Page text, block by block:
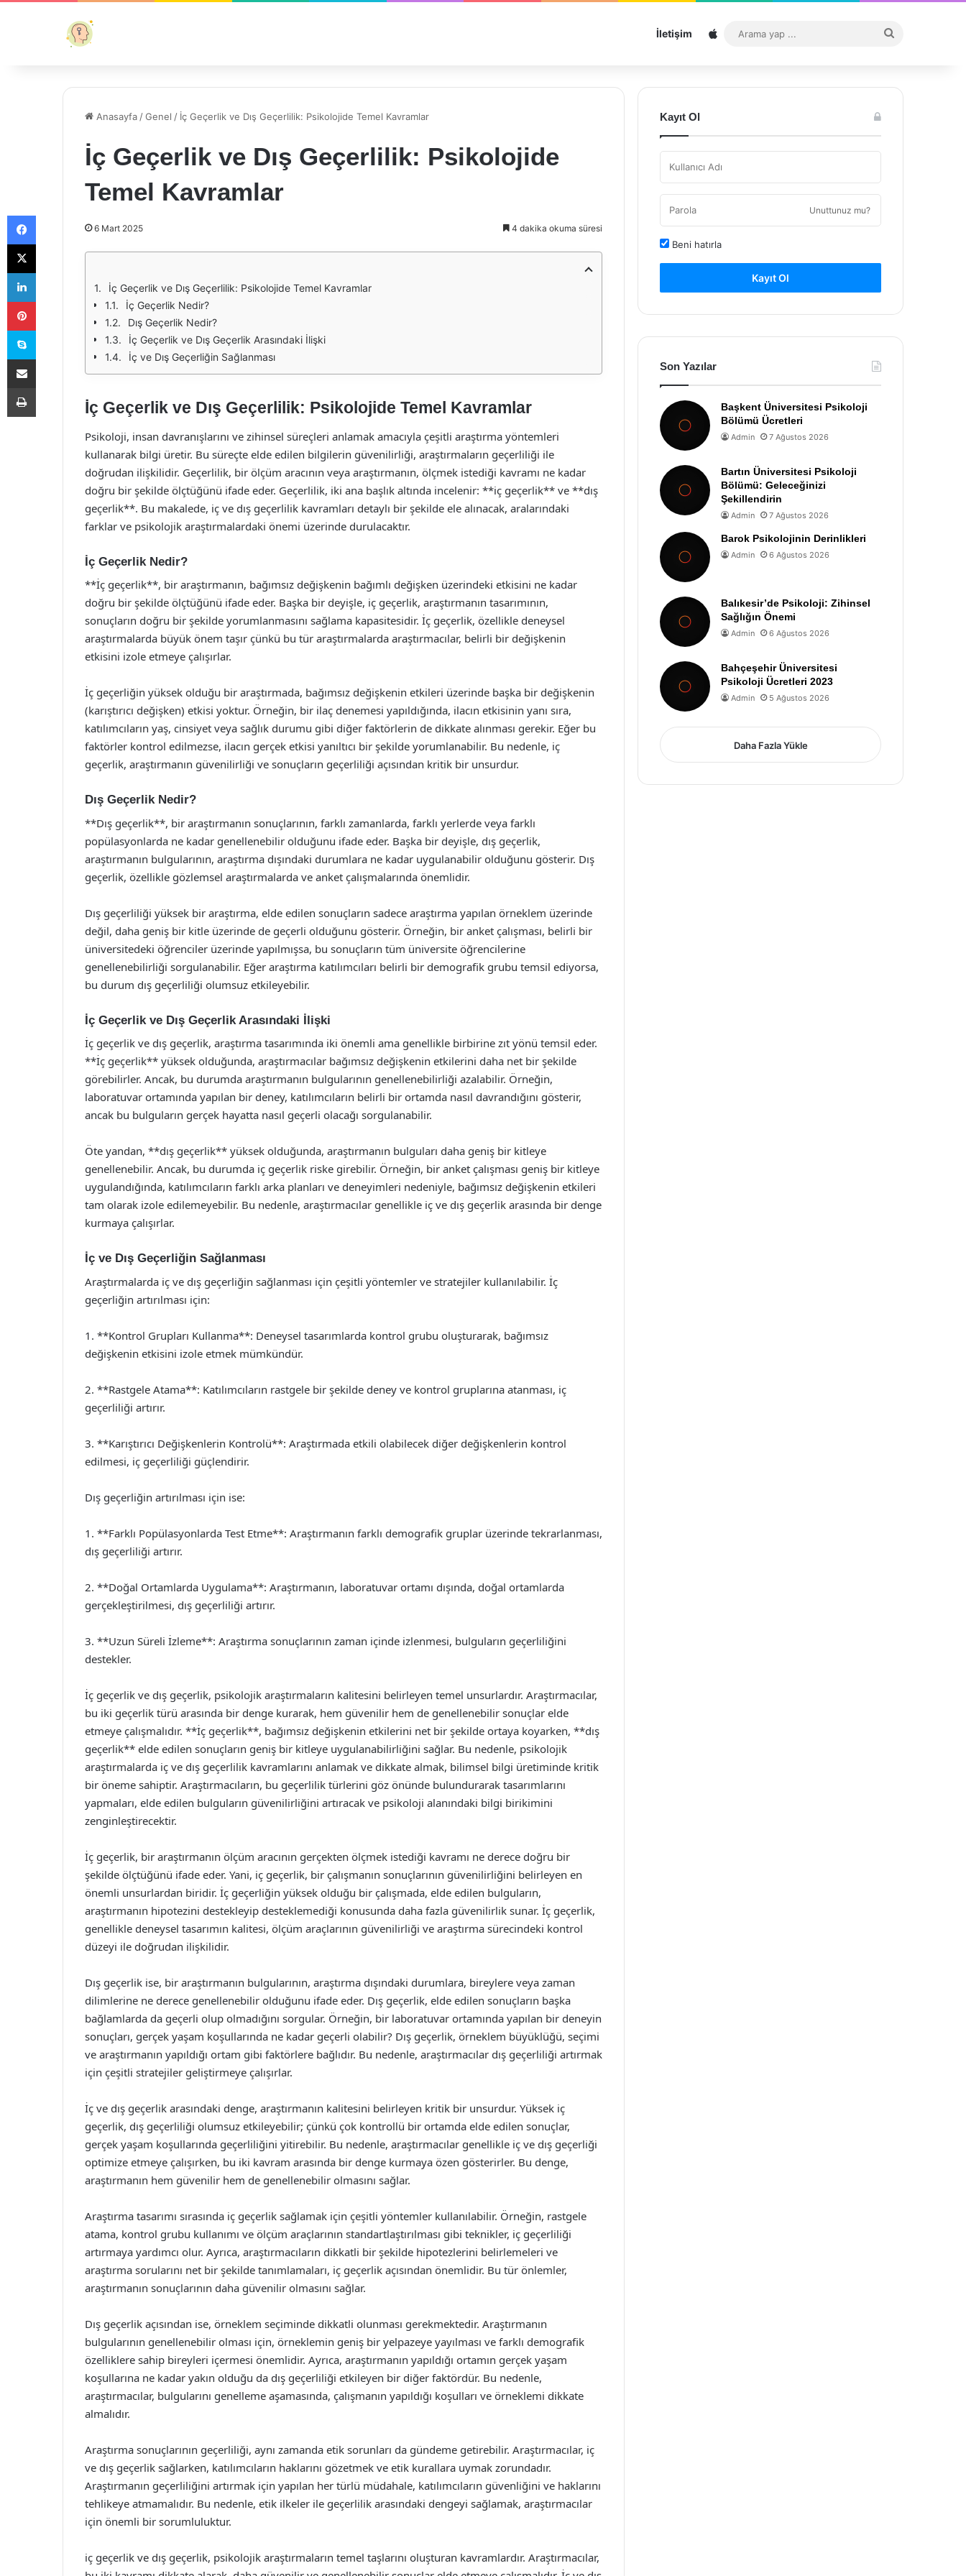
İletişim Sitemap
...
Anasayfa /Genel / İç Geçerlik ve Dış Geçerlilik: Psikolojide Temel Kavramlar
İç Geçerlik ve Dış Geçerlilik: Psikolojide
Temel Kavramlar
6 Mart 2025 4 dakika okuma süresi
İç Geçerlik ve Dış Geçerlilik: Psikolojide Temel Kavramlar
İç Geçerlik Nedir?
Dış Geçerlik Nedir?
İç Geçerlik ve Dış Geçerlik Arasındaki İlişki
İç ve Dış Geçerliğin Sağlanması
İç Geçerlik ve Dış Geçerlilik: Psikolojide Temel Kavramlar
Psikoloji, insan davranışlarını ve zihinsel süreçleri anlamak amacıyla çeşitli araştırma yöntemleri
kullanarak bilgi üretir. Bu süreçte elde edilen bilgilerin güvenilirliği, araştırmaların geçerliliği ile
doğrudan ilişkilidir. Geçerlilik, bir ölçüm aracının veya araştırmanın, ölçmek istediği kavramı ne kadar
doğru bir şekilde ölçtüğünü ifade eder. Geçerlilik, iki ana başlık altında incelenir: **iç geçerlik** ve **dış
geçerlik**. Bu makalede, iç ve dış geçerlilik kavramları detaylı bir şekilde ele alınacak, aralarındaki
farklar ve psikolojik araştırmalardaki önemi üzerinde durulacaktır.
İç Geçerlik Nedir?
**İç geçerlik**, bir araştırmanın, bağımsız değişkenin bağımlı değişken üzerindeki etkisini ne kadar
doğru bir şekilde ölçtüğünü ifade eder. Başka bir deyişle, iç geçerlik, araştırmanın tasarımının,
sonuçların doğru bir şekilde yorumlanmasını sağlama kapasitesidir. İç geçerlik, özellikle deneysel
araştırmalarda büyük önem taşır çünkü bu tür araştırmalarda araştırmacılar, belirli bir değişkenin
etkisini izole etmeye çalışırlar.
İç geçerliğin yüksek olduğu bir araştırmada, bağımsız değişkenin etkileri üzerinde başka bir değişkenin
(karıştırıcı değişken) etkisi yoktur. Örneğin, bir ilaç denemesi yapıldığında, ilacın etkisinin yanı sıra,
katılımcıların yaş, cinsiyet veya sağlık durumu gibi diğer faktörlerin de dikkate alınması gerekir. Eğer bu
faktörler kontrol edilmezse, ilacın gerçek etkisi yanıltıcı bir şekilde yorumlanabilir. Bu nedenle, iç
geçerlik, araştırmanın güvenilirliği ve sonuçların geçerliliği açısından kritik bir unsurdur.
Dış Geçerlik Nedir?
**Dış geçerlik**, bir araştırmanın sonuçlarının, farklı zamanlarda, farklı yerlerde veya farklı
popülasyonlarda ne kadar genellenebilir olduğunu ifade eder. Başka bir deyişle, dış geçerlik,
araştırmanın bulgularının, araştırma dışındaki durumlara ne kadar uygulanabilir olduğunu gösterir. Dış
geçerlik, özellikle gözlemsel araştırmalarda ve anket çalışmalarında önemlidir.
Dış geçerliliği yüksek bir araştırma, elde edilen sonuçların sadece araştırma yapılan örneklem üzerinde
değil, daha geniş bir kitle üzerinde de geçerli olduğunu gösterir. Örneğin, bir anket çalışması, belirli bir
üniversitedeki öğrenciler üzerinde yapılmışsa, bu sonuçların tüm üniversite öğrencilerine
genellenebilirliği sorgulanabilir. Eğer araştırma katılımcıları belirli bir demografik grubu temsil ediyorsa,
bu durum dış geçerliliği olumsuz etkileyebilir.
İç Geçerlik ve Dış Geçerlik Arasındaki İlişki
İç geçerlik ve dış geçerlik, araştırma tasarımında iki önemli ama genellikle birbirine zıt yönü temsil eder.
**İç geçerlik** yüksek olduğunda, araştırmacılar bağımsız değişkenin etkilerini daha net bir şekilde
görebilirler. Ancak, bu durumda araştırmanın bulgularının genellenebilirliği azalabilir. Örneğin,
laboratuvar ortamında yapılan bir deney, katılımcıların belirli bir ortamda nasıl davrandığını gösterir,
ancak bu bulguların gerçek hayatta nasıl geçerli olacağı sorgulanabilir.
Öte yandan, **dış geçerlik** yüksek olduğunda, araştırmanın bulguları daha geniş bir kitleye
genellenebilir. Ancak, bu durumda iç geçerlik riske girebilir. Örneğin, bir anket çalışması geniş bir kitleye
uygulandığında, katılımcıların farklı arka planları ve deneyimleri nedeniyle, bağımsız değişkenin etkileri
tam olarak izole edilemeyebilir. Bu nedenle, araştırmacılar genellikle iç ve dış geçerlik arasında bir denge
kurmaya çalışırlar.
İç ve Dış Geçerliğin Sağlanması
Araştırmalarda iç ve dış geçerliğin sağlanması için çeşitli yöntemler ve stratejiler kullanılabilir. İç
geçerliğin artırılması için:
1. **Kontrol Grupları Kullanma**: Deneysel tasarımlarda kontrol grubu oluşturarak, bağımsız
değişkenin etkisini izole etmek mümkündür.
2. **Rastgele Atama**: Katılımcıların rastgele bir şekilde deney ve kontrol gruplarına atanması, iç
geçerliliği artırır.
3. **Karıştırıcı Değişkenlerin Kontrolü**: Araştırmada etkili olabilecek diğer değişkenlerin kontrol
edilmesi, iç geçerliliği güçlendirir.
Dış geçerliğin artırılması için ise:
1. **Farklı Popülasyonlarda Test Etme**: Araştırmanın farklı demografik gruplar üzerinde tekrarlanması,
dış geçerliliği artırır.
2. **Doğal Ortamlarda Uygulama**: Araştırmanın, laboratuvar ortamı dışında, doğal ortamlarda
gerçekleştirilmesi, dış geçerliliği artırır.
3. **Uzun Süreli İzleme**: Araştırma sonuçlarının zaman içinde izlenmesi, bulguların geçerliliğini
destekler.
İç geçerlik ve dış geçerlik, psikolojik araştırmaların kalitesini belirleyen temel unsurlardır. Araştırmacılar,
bu iki geçerlik türü arasında bir denge kurarak, hem güvenilir hem de genellenebilir sonuçlar elde
etmeye çalışmalıdır. **İç geçerlik**, bağımsız değişkenin etkilerini net bir şekilde ortaya koyarken, **dış
geçerlik** elde edilen sonuçların geniş bir kitleye uygulanabilirliğini sağlar. Bu nedenle, psikolojik
araştırmalarda iç ve dış geçerlilik kavramlarını anlamak ve dikkate almak, bilimsel bilgi üretiminde kritik
bir öneme sahiptir. Araştırmacıların, bu geçerlilik türlerini göz önünde bulundurarak tasarımlarını
yapmaları, elde edilen bulguların güvenilirliğini artıracak ve psikoloji alanındaki bilgi birikimini
zenginleştirecektir.
İç geçerlik, bir araştırmanın ölçüm aracının gerçekten ölçmek istediği kavramı ne derece doğru bir
şekilde ölçtüğünü ifade eder. Yani, iç geçerlik, bir çalışmanın sonuçlarının güvenilirliğini belirleyen en
önemli unsurlardan biridir. İç geçerliğin yüksek olduğu bir çalışmada, elde edilen bulguların,
araştırmanın hipotezini destekleyip desteklemediği konusunda daha fazla güvenilirlik sunar. İç geçerlik,
genellikle deneysel tasarımın kalitesi, ölçüm araçlarının güvenilirliği ve araştırma sürecindeki kontrol
düzeyi ile doğrudan ilişkilidir.
Dış geçerlik ise, bir araştırmanın bulgularının, araştırma dışındaki durumlara, bireylere veya zaman
dilimlerine ne derece genellenebilir olduğunu ifade eder. Dış geçerlik, elde edilen sonuçların başka
bağlamlarda da geçerli olup olmadığını sorgular. Örneğin, bir laboratuvar ortamında yapılan bir deneyin
sonuçları, gerçek yaşam koşullarında ne kadar geçerli olabilir? Dış geçerlik, örneklem büyüklüğü, seçimi
ve araştırmanın yapıldığı ortam gibi faktörlere bağlıdır. Bu nedenle, araştırmacılar dış geçerliliği artırmak
için çeşitli stratejiler geliştirmeye çalışırlar.
İç ve dış geçerlik arasındaki denge, araştırmanın kalitesini belirleyen kritik bir unsurdur. Yüksek iç
geçerlik, dış geçerliliği olumsuz etkileyebilir; çünkü çok kontrollü bir ortamda elde edilen sonuçlar,
gerçek yaşam koşullarında geçerliliğini yitirebilir. Bu nedenle, araştırmacılar genellikle iç ve dış geçerliği
optimize etmeye çalışırken, bu iki kavram arasında bir denge kurmaya özen gösterirler. Bu denge,
araştırmanın hem güvenilir hem de genellenebilir olmasını sağlar.
Araştırma tasarımı sırasında iç geçerlik sağlamak için çeşitli yöntemler kullanılabilir. Örneğin, rastgele
atama, kontrol grubu kullanımı ve ölçüm araçlarının standartlaştırılması gibi teknikler, iç geçerliliği
artırmaya yardımcı olur. Ayrıca, araştırmacıların dikkatli bir şekilde hipotezlerini belirlemeleri ve
araştırma sorularını net bir şekilde tanımlamaları, iç geçerlik açısından önemlidir. Bu tür önlemler,
araştırmanın sonuçlarının daha güvenilir olmasını sağlar.
Dış geçerlik açısından ise, örneklem seçiminde dikkatli olunması gerekmektedir. Araştırmanın
bulgularının genellenebilir olması için, örneklemin geniş bir yelpazeye yayılması ve farklı demografik
özelliklere sahip bireyleri içermesi önemlidir. Ayrıca, araştırmanın yapıldığı ortamın gerçek yaşam
koşullarına ne kadar yakın olduğu da dış geçerliliği etkileyen bir diğer faktördür. Bu nedenle,
araştırmacılar, bulgularını genelleme aşamasında, çalışmanın yapıldığı koşulları ve örneklemi dikkate
almalıdır.
Araştırma sonuçlarının geçerliliği, aynı zamanda etik sorunları da gündeme getirebilir. Araştırmacılar, iç
ve dış geçerlik sağlarken, katılımcıların haklarını gözetmek ve etik kurallara uymak zorundadır.
Araştırmanın geçerliliğini artırmak için yapılan her türlü müdahale, katılımcıların güvenliğini ve haklarını
tehlikeye atmamalıdır. Bu nedenle, etik ilkeler ile geçerlilik arasındaki dengeyi sağlamak, araştırmacılar
için önemli bir sorumluluktur.
iç geçerlik ve dış geçerlik, psikolojik araştırmaların temel taşlarını oluşturan kavramlardır. Araştırmacılar,
Kayıt Ol
Unuttunuz mu?
Beni hatırla
Kayıt Ol
Son Yazılar
Başkent Üniversitesi Psikoloji
Bölümü Ücretleri
Admin 7 Ağustos 2026
Bartın Üniversitesi Psikoloji
Bölümü: Geleceğinizi
Şekillendirin
Admin 7 Ağustos 2026
Barok Psikolojinin Derinlikleri
Admin 6 Ağustos 2026
Balıkesir’de Psikoloji: Zihinsel
Sağlığın Önemi
Admin 6 Ağustos 2026
Bahçeşehir Üniversitesi
Psikoloji Ücretleri 2023
Admin 5 Ağustos 2026
Daha Fazla Yükle
Facebook
X
LinkedIn
Pinterest
Skype
E-Posta ile paylaş